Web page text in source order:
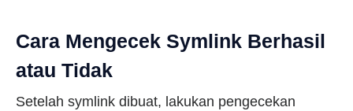
Cara Mengecek Symlink Berhasil
atau Tidak
Setelah symlink dibuat, lakukan pengecekan